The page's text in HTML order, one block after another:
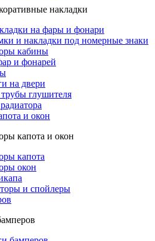
накладки
на фары и фонари
и накладки под номерные знаки
кабины
и фонарей
на двери
глушителя
и окон
капота и окон
капота
окон
и спойлеры